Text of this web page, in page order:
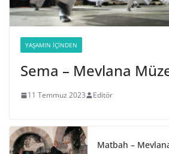
YAŞAMIN İÇINDEN
Sema – Mevlana
11 Temmuz 2023 Editör
Matbah –